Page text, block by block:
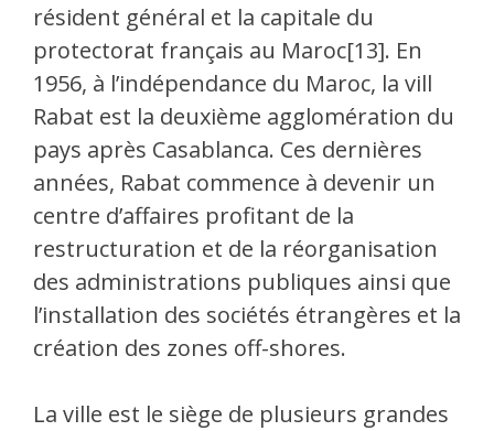
résident général et la capitale du
protectorat français au Maroc[13]. En
1956, à l’indépendance du Maroc, la vill
Rabat est la deuxième agglomération du
pays après Casablanca. Ces dernières
années, Rabat commence à devenir un
centre d’affaires profitant de la
restructuration et de la réorganisation
des administrations publiques ainsi que
l’installation des sociétés étrangères et la
création des zones off-shores.
La ville est le siège de plusieurs grandes